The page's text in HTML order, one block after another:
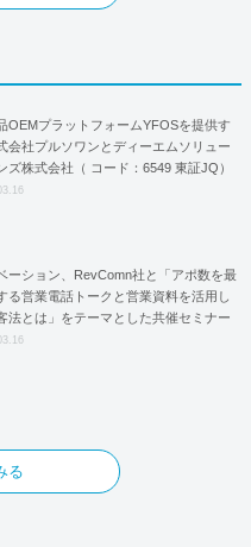
OEMプラットフォームYFOSを提供す
会社プルソワンとディーエムソリュー
ズ株式会社（ コード：6549 東証JQ）
におけるロジスティクスパートナー
ーション、RevComn社と「アポ数を最
る営業電話トークと営業資料を活用し
法とは」をテーマとした共催セミナー
！
る